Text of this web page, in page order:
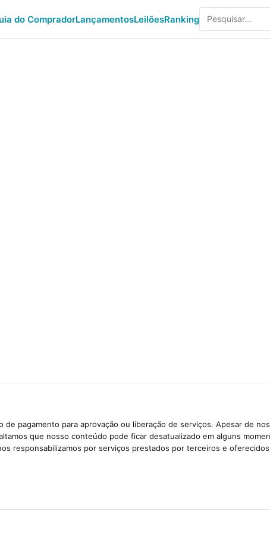
do CompradorLançamentosLeilõesRanking
pagamento para aprovação ou liberação de serviços. Apesar de
que nosso conteúdo pode ficar desatualizado em alguns
responsabilizamos por serviços prestados por terceiros e